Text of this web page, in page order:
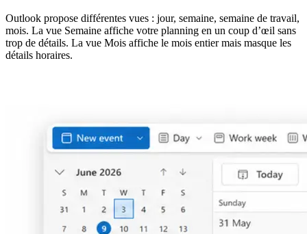
Outlook propose différentes vues : jour, semaine, semaine de travail,
mois. La vue Semaine affiche votre planning en un coup d’œil sans
trop de détails. La vue Mois affiche le mois entier mais masque les
détails horaires.